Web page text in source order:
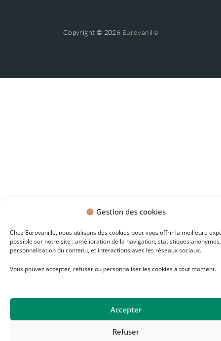
Gestion des cookies
Chez Eurovanille, nous utilisons des cookies pour vous offrir la meilleure
possible sur notre site : amélioration de la navigation, statistiques anonymes,
personnalisation du contenu, et interactions avec les réseaux sociaux.
Vous pouvez accepter, refuser ou personnaliser les cookies à tout moment.
Accepter
Refuser
Copyright © 2026 Eurovanille